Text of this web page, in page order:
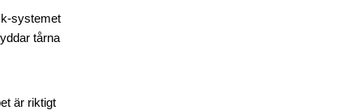
systemet
tårna
är riktigt